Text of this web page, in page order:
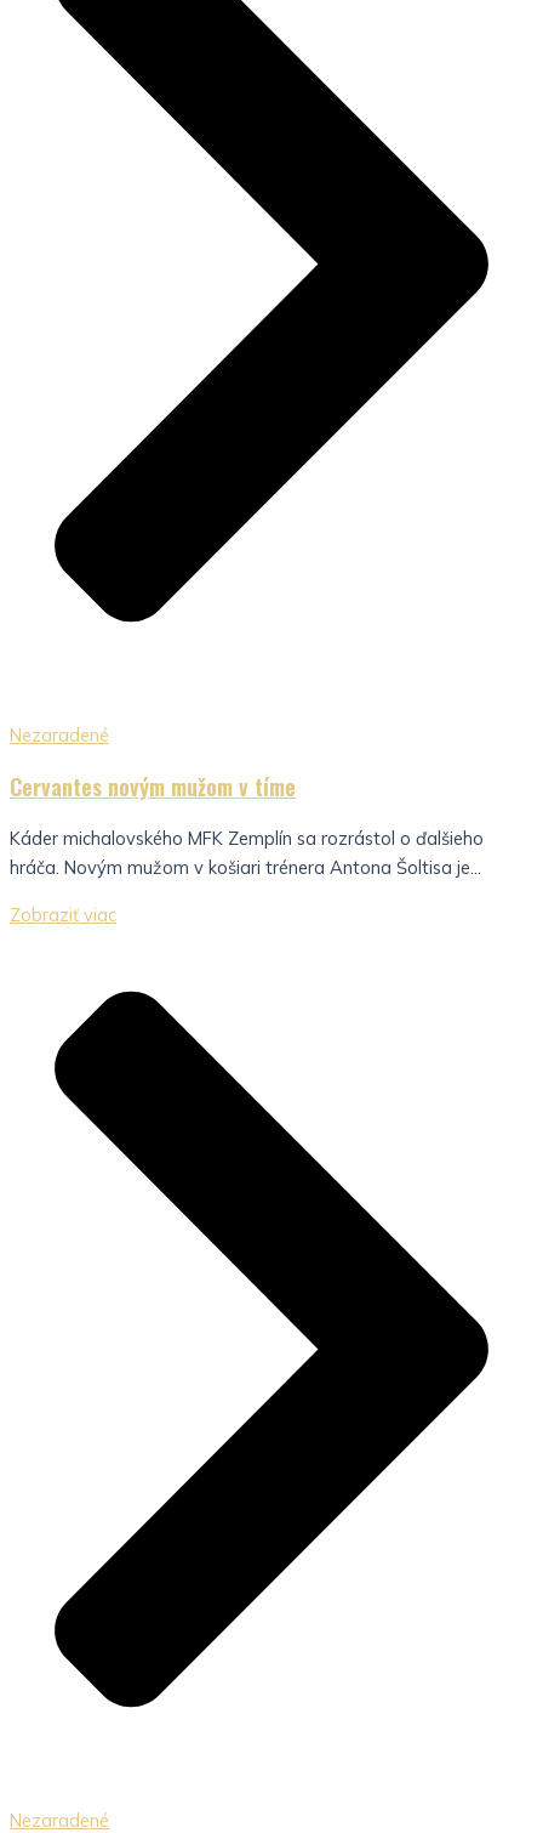
Nezaradené
Cervantes novým mužom v tíme
Káder michalovského MFK Zemplín sa rozrástol o ďalšieho
hráča. Novým mužom v košiari trénera Antona Šoltisa je...
Zobraziť viac
Nezaradené